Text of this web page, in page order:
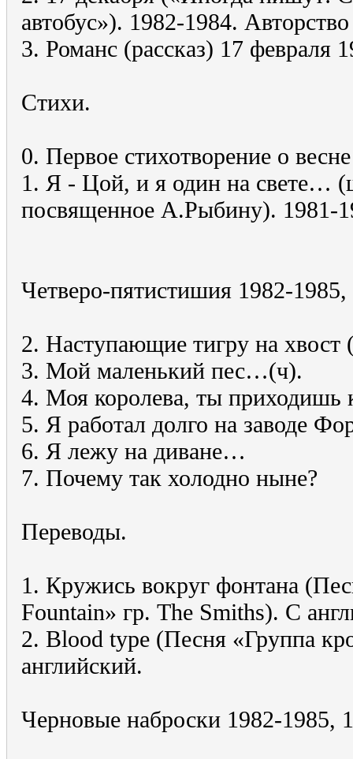
автобус»). 1982-1984.
3. Романс (рассказ) 17 февраля
Стихи.
0. Первое стихотворение о
1. Я - Цой, и я один на свете…
посвященное А.Рыбину). 1981-
Четверо-пятистишия 1982-1985,
2. Наступающие тигру на хвост
3. Мой маленький пес…(ч).
4. Моя королева, ты
5. Я работал долго на заводе
6. Я лежу на диване…
7. Почему так холодно ныне?
Переводы.
1. Кружись вокруг фонтана
Fountain» гр. The Smiths). С
2. Blood type (Песня «Группа
английский.
Черновые наброски 1982-1985,